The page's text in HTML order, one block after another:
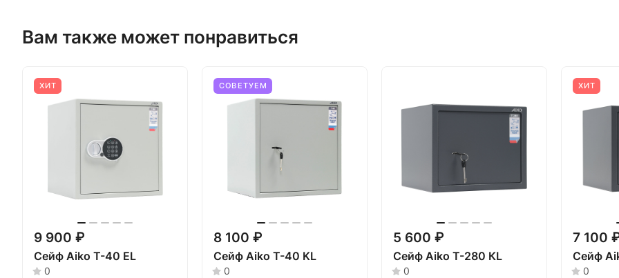
Вам также может понравиться
ХИТ
9 900 ₽
Сейф Aiko Т-40 EL
0
СОВЕТУЕМ
8 100 ₽
Сейф Aiko Т-40 KL
0
5 600 ₽
Сейф Aiko Т-280 КL
0
ХИТ
7 100
Сейф
0